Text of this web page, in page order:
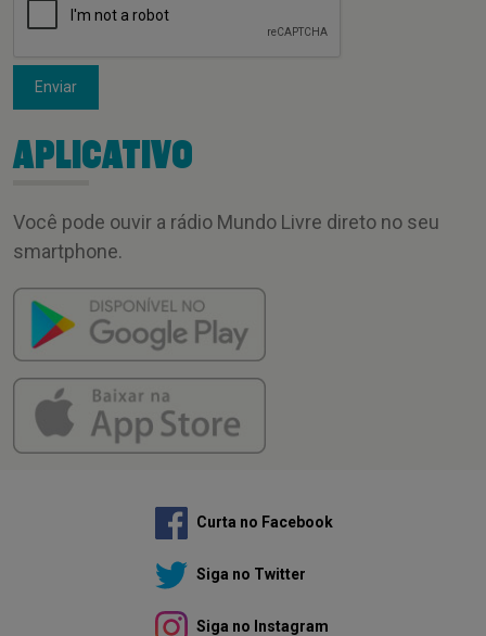
Enviar
APLICATIVO
Você pode ouvir a rádio Mundo Livre direto no seu
smartphone.
Curta no Facebook
Siga no Twitter
Siga no Instagram